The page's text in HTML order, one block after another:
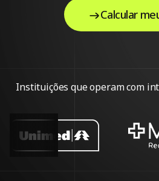
Calcular
Instituições que operam com